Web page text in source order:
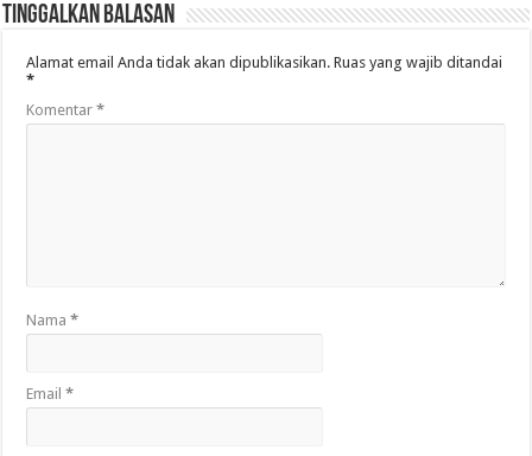
Tinggalkan Balasan
Alamat email Anda tidak akan dipublikasikan. Ruas yang wajib ditandai
*
Komentar*
Nama*
Email*